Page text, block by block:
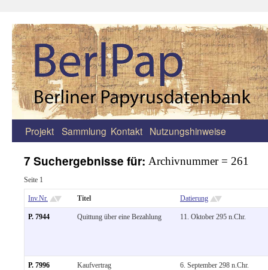
Zum
springen
Projekt Sammlung Kontakt Nutzungshinweise
7 Suchergebnisse für: Archivnummer = 261
Seite 1
Inv.Nr. Titel Datierung
P. 7944 Quittung über eine Bezahlung 11. Oktober 295 n.Chr.
P. 7996 Kaufvertrag 6. September 298 n.Chr.